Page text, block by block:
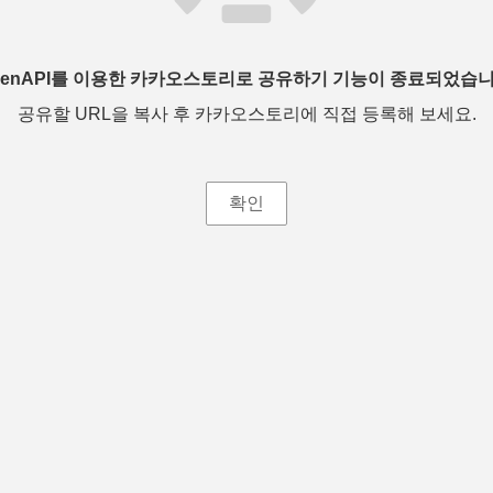
를 이용한 카카오스토리로 공유하기 기능이 종료되었습
공유할 URL을 복사 후 카카오스토리에 직접 등록해 보세요.
확인